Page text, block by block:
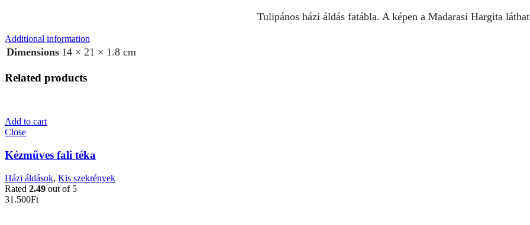
Tulipános házi áldás fatábla. A képen a Madarasi Hargita
Additional information
Dimensions 14 × 21 × 1.8 cm
Related products
Add to cart
Close
Kézműves fali téka
Házi áldások, Kis szekrények
Rated 2.49 out of 5
31.500Ft